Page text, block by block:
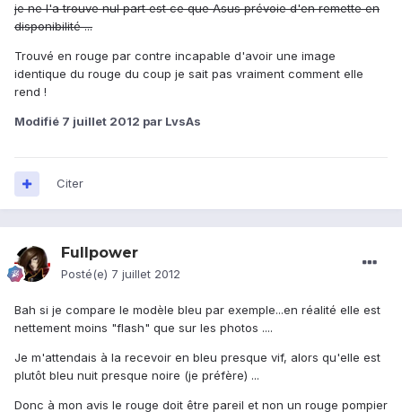
je ne l'a trouve nul part est ce que Asus prévoie d'en remette en
disponibilité ...
Trouvé en rouge par contre incapable d'avoir une image
identique du rouge du coup je sait pas vraiment comment elle
rend !
Modifié 7 juillet 2012 par LvsAs
Citer
Fullpower
Posté(e) 7 juillet 2012
Bah si je compare le modèle bleu par exemple...en réalité elle est
nettement moins "flash" que sur les photos ....
Je m'attendais à la recevoir en bleu presque vif, alors qu'elle est
plutôt bleu nuit presque noire (je préfère) ...
Donc à mon avis le rouge doit être pareil et non un rouge pompier